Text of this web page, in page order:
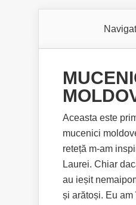
Aceasta este
mucenici
reteță m-am
Laurei. Chiar
au ieșit
și arătoși. Eu am